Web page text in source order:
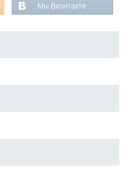
Мы Вконтакте